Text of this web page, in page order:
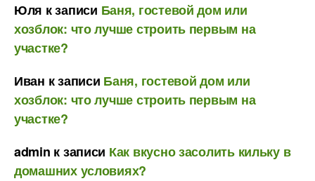
Юля к записи Баня, гостевой дом или
хозблок: что лучше строить первым на
участке?
Иван к записи Баня, гостевой дом или
хозблок: что лучше строить первым на
участке?
admin к записи Как вкусно засолить кильку в
домашних условиях?